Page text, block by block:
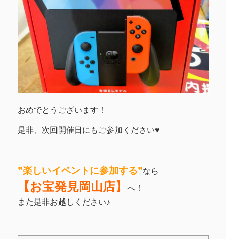
おめでとうございます！
是非、次回開催日にもご参加ください♥
”楽しいイベントに参加する”なら
【お宝発見岡山店】
へ！
また是非お越しください♪